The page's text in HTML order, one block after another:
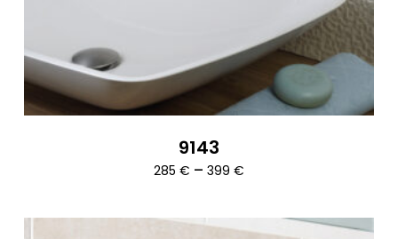
9143
285 € – 399 €Ártartomány: